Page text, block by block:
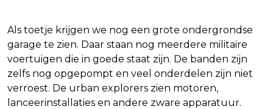
Als toetje krijgen we nog een grote ondergrondse
garage te zien. Daar staan nog meerdere militaire
voertuigen die in goede staat zijn. De banden zijn
zelfs nog opgepompt en veel onderdelen zijn niet
verroest. De urban explorers zien motoren,
lanceerinstallaties en andere zware apparatuur.